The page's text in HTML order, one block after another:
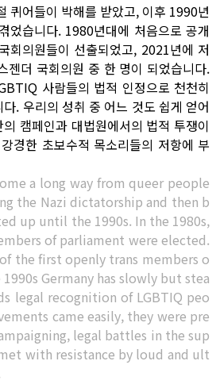
퀴어들이 박해를 받았고, 이후 1990년
었습니다. 1980년대에 처음으로 공개
회의원들이 선출되었고, 2021년에 저
젠더 국회의원 중 한 명이 되었습니다.
사람들의 법적 인정으로 천천히
. 우리의 성취 중 어느 것도 쉽게 얻어
캠페인과 대법원에서의 법적 투쟁이
경한 초보수적 목소리들의 저항에 부
a long way from queer people
the Nazi dictatorship and then b
up until the 1990s. In the 1980s,
of parliament were elected.
the first openly trans members o
Germany has slowly but stea
legal recognition of LGBTIQ peo
came easily, they were pre
legal battles in the sup
with resistance by loud and ult